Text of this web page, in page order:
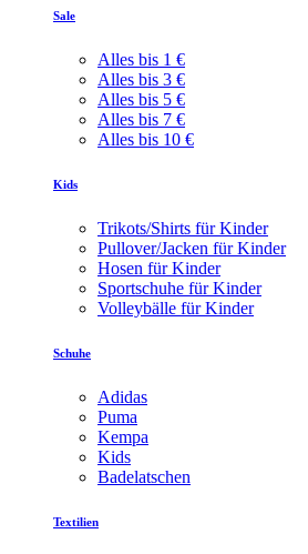
Sale
Alles bis 1 €
Alles bis 3 €
Alles bis 5 €
Alles bis 7 €
Alles bis 10 €
Kids
Trikots/Shirts für Kinder
Pullover/Jacken für Kinder
Hosen für Kinder
Sportschuhe für Kinder
Volleybälle für Kinder
Schuhe
Adidas
Puma
Kempa
Kids
Badelatschen
Textilien